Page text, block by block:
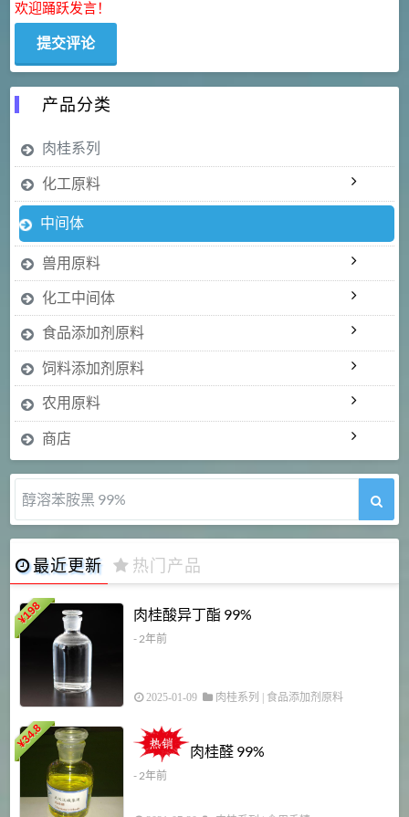
欢迎踊跃发言！
产品分类
肉桂系列
化工原料
中间体
兽用原料
化工中间体
食品添加剂原料
饲料添加剂原料
农用原料
商店
醇溶苯胺黑 99%
最近更新 热门产品
¥
198 肉桂酸异丁酯 99%
- 2年前
2025-01-09 肉桂系列 食品添加剂原料
¥
34.8
肉桂醛 99%
- 2年前